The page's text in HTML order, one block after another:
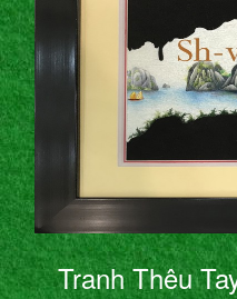
Tranh Thêu